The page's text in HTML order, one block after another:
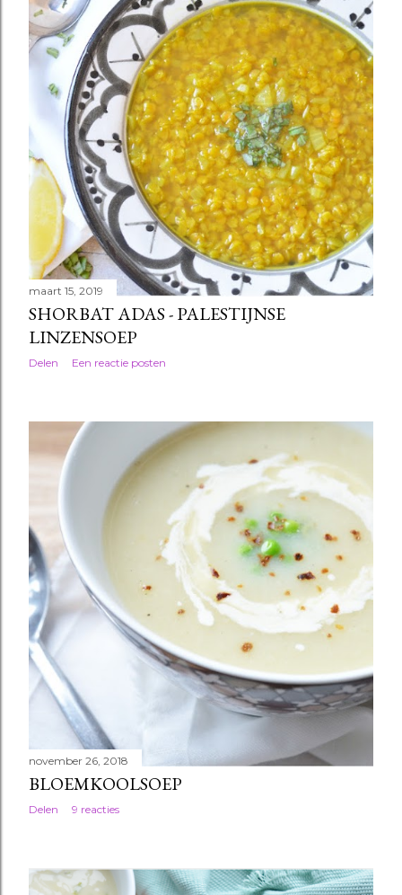
maart 15, 2019
SHORBAT ADAS - PALESTIJNSE
LINZENSOEP
Delen Een reactie posten
november 26, 2018
BLOEMKOOLSOEP
Delen 9 reacties